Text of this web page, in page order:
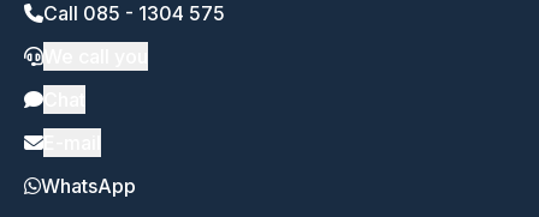
Call 085 - 1304 575
WhatsApp